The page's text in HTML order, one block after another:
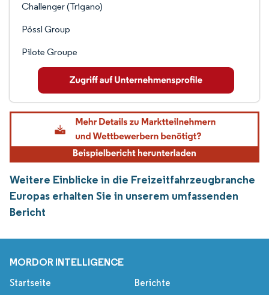
Challenger (Trigano)
Pössl Group
Pilote Groupe
Weitere Einblicke in die Freizeitfahrzeugbranche
Europas erhalten Sie in unserem umfassenden
Bericht
MORDOR INTELLIGENCE
Startseite Berichte